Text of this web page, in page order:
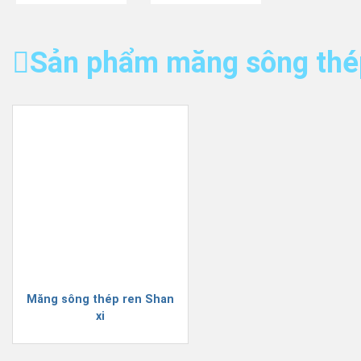
Sản phẩm măng sông
Măng sông thép ren Shan
xi